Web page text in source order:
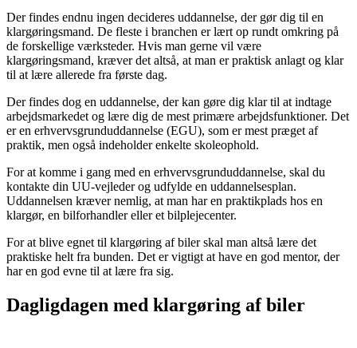
Der findes endnu ingen decideres uddannelse, der gør dig til en
klargøringsmand. De fleste i branchen er lært op rundt omkring på
de forskellige værksteder. Hvis man gerne vil være
klargøringsmand, kræver det altså, at man er praktisk anlagt og klar
til at lære allerede fra første dag.
Der findes dog en uddannelse, der kan gøre dig klar til at indtage
arbejdsmarkedet og lære dig de mest primære arbejdsfunktioner. Det
er en erhvervsgrunduddannelse (EGU), som er mest præget af
praktik, men også indeholder enkelte skoleophold.
For at komme i gang med en erhvervsgrunduddannelse, skal du
kontakte din UU-vejleder og udfylde en uddannelsesplan.
Uddannelsen kræver nemlig, at man har en praktikplads hos en
klargør, en bilforhandler eller et bilplejecenter.
For at blive egnet til klargøring af biler skal man altså lære det
praktiske helt fra bunden. Det er vigtigt at have en god mentor, der
har en god evne til at lære fra sig.
Dagligdagen med klargøring af biler